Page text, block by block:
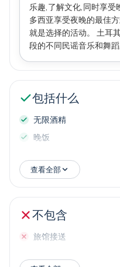
乐趣,了解文化,同时享受
多西亚享受夜晚的最佳
就是选择的活动。 土耳
段的不同民谣音乐和舞
包括什么
无限酒精
晚饭
查看全部
不包含
旅馆接送